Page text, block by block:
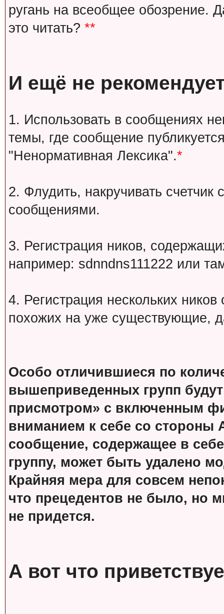
ругань на всеобщее обозрение.
это читать? **
И ещё не
1. Использовать в сообщениях
темы, где сообщение
"Ненормативная Лексика".*
2. Флудить, накручивать
сообщениями.
3. Регистрация ников,
например: sdnndns111222 или
4. Регистрация нескольких
похожих на уже существующие,
Особо отличившиеся по
вышеприведенных групп
присмотром» с включенным
вниманием к себе со стороны
сообщение, содержащее в
группу, может быть удалено
Крайняя мера для совсем
что прецедентов не было, но
не придется.
А вот что